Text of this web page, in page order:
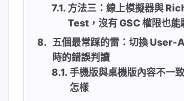
方法三：線上模擬器與
Test，沒有 GSC 權限也能
五個最常踩的雷：切換 User-
時的錯誤判讀
手機版與桌機版內容不一
怎樣